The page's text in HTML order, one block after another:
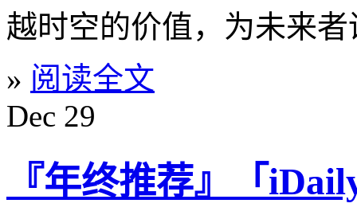
越时空的价值，为未来
» 阅读全文
Dec 29
『年终推荐』「